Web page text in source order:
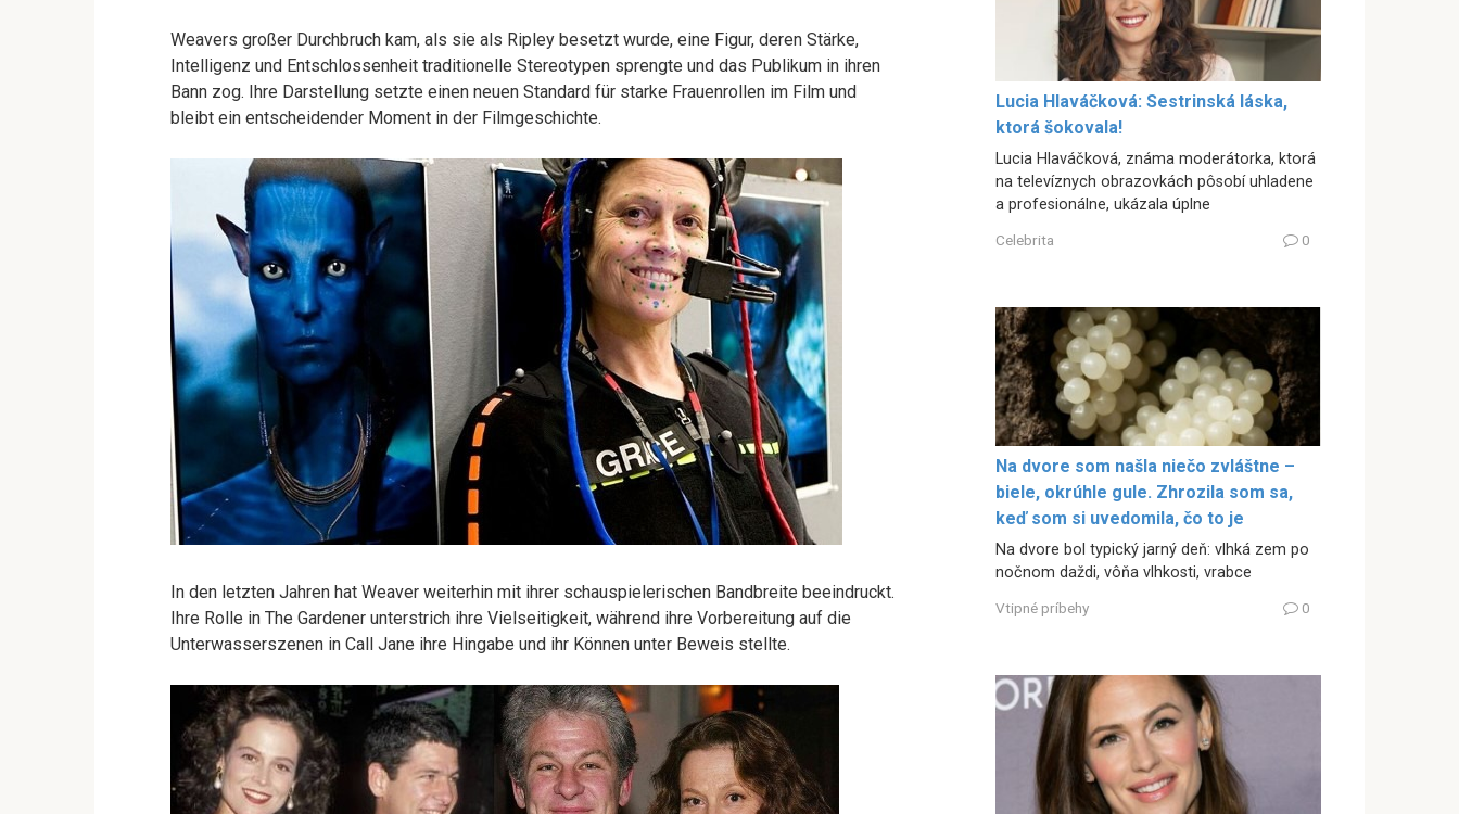
Weavers großer Durchbruch kam, als sie als Ripley besetzt wurde, eine Figur, deren Stärke,
Intelligenz und Entschlossenheit traditionelle Stereotypen sprengte und das Publikum in ihren
Bann zog. Ihre Darstellung setzte einen neuen Standard für starke Frauenrollen im Film und
bleibt ein entscheidender Moment in der Filmgeschichte.
In den letzten Jahren hat Weaver weiterhin mit ihrer schauspielerischen Bandbreite beeindruckt.
Ihre Rolle in The Gardener unterstrich ihre Vielseitigkeit, während ihre Vorbereitung auf die
Unterwasserszenen in Call Jane ihre Hingabe und ihr Können unter Beweis stellte.
Lucia Hlaváčková: Sestrinská láska,
ktorá šokovala!
Lucia Hlaváčková, známa moderátorka, ktorá
na televíznych obrazovkách pôsobí uhladene
a profesionálne, ukázala úplne
Celebrita 0
Na dvore som našla niečo zvláštne –
biele, okrúhle gule. Zhrozila som sa,
keď som si uvedomila, čo to je
Na dvore bol typický jarný deň: vlhká zem po
nočnom daždi, vôňa vlhkosti, vrabce
Vtipné príbehy 0